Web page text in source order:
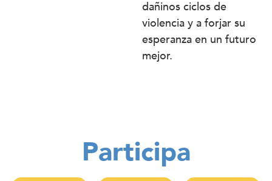
dañinos ciclos de
violencia y a forjar su
esperanza en un futuro
mejor.
Participa